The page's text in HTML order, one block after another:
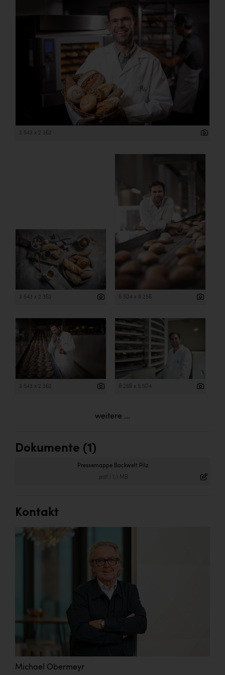
3 543 x 2 362
3 543 x 2 362 5 504 x 8 256
3 543 x 2 362 8 256 x 5 504
weitere ...
Dokumente (1)
Pressemappe Backwelt Pilz
.pdf 1,1 MB
Kontakt
Michael Obermeyr